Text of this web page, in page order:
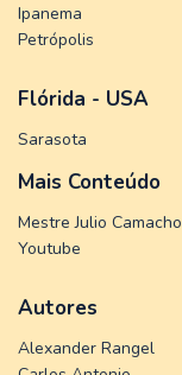
Ipanema
Petrópolis
Flórida - USA
Sarasota
Mais Conteúdo
Mestre Julio Camacho
Youtube
Autores
Alexander Rangel